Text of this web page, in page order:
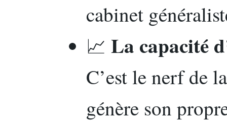
cabinet
📈 La capacité
C’est le nerf de
génère son